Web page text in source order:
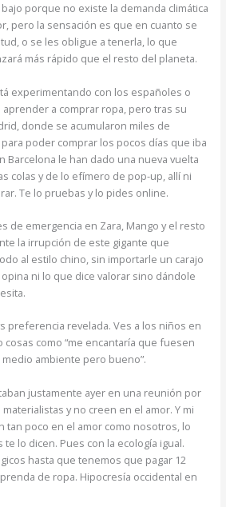
porque no existe la demanda climática
pero la sensación es que en cuanto se
o se les obligue a tenerla, lo que
más rápido que el resto del planeta.
experimentando con los españoles o
a comprar ropa, pero tras su
donde se acumularon miles de
poder comprar los pocos días que iba
Barcelona le han dado una nueva vuelta
colas y de lo efímero de pop-up, allí ni
Te lo pruebas y lo pides online.
de emergencia en Zara, Mango y el resto
la irrupción de este gigante que
al estilo chino, sin importarle un carajo
ni lo que dice valorar sino dándole
preferencia revelada. Ves a los niños en
cosas como “me encantaría que fuesen
ambiente pero bueno”.
justamente ayer en una reunión por
y no creen en el amor. Y mi
tan poco en el amor como nosotros, lo
lo dicen. Pues con la ecología igual.
hasta que tenemos que pagar 12
de ropa. Hipocresía occidental en